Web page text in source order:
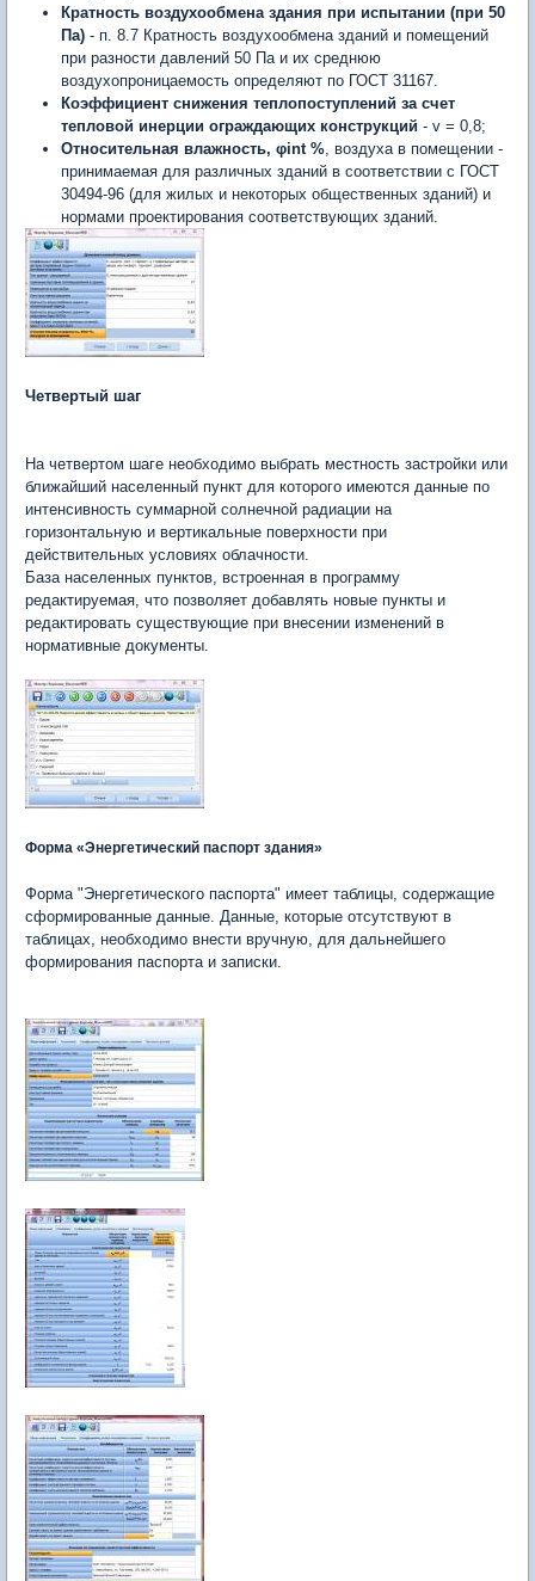
Кратность воздухообмена здания при испытании (при 50
Па) - п. 8.7 Кратность воздухообмена зданий и помещений
при разности давлений 50 Па и их среднюю
воздухопроницаемость определяют по ГОСТ 31167.
Коэффициент снижения теплопоступлений за счет
тепловой инерции ограждающих конструкций - v = 0,8;
Относительная влажность, φint % , воздуха в помещении -
принимаемая для различных зданий в соответствии с ГОСТ
30494-96 (для жилых и некоторых общественных зданий) и
нормами проектирования соответствующих зданий.
Четвертый шаг
На четвертом шаге необходимо выбрать местность застройки или
ближайший населенный пункт для которого имеются данные по
интенсивность суммарной солнечной радиации на
горизонтальную и вертикальные поверхности при
действительных условиях облачности.
База населенных пунктов, встроенная в программу
редактируемая, что позволяет добавлять новые пункты и
редактировать существующие при внесении изменений в
нормативные документы.
Форма «Энергетический паспорт здания»
Форма "Энергетического паспорта" имеет таблицы, содержащие
сформированные данные. Данные, которые отсутствуют в
таблицах, необходимо внести вручную, для дальнейшего
формирования паспорта и записки.